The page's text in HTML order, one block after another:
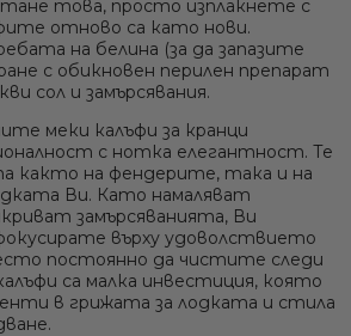
това, просто изплакнете с
отново са като нови.
на белина (за да запазите
с обикновен перилен препарат
сол и замърсявания.
меки калъфи за кранци
с нотка елегантност. Те
както на фендерите, така и на
Ви. Като намаляват
замърсяванията, Ви
върху удоволствието
постоянно да чистите следи
са малка инвестиция, която
в грижата за лодката и стила